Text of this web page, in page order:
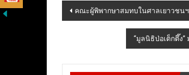
Post
คณะผู้พิพากษาสมทบในศาลเยาวชน
“มูลนิธิป่อเต็กตึ๊ง